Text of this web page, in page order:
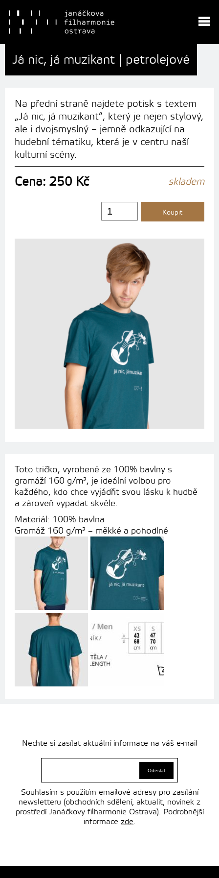
Já nic, já muzikant | petrolejové
Na přední straně najdete potisk s textem
„Já nic, já muzikant“, který je nejen stylový,
ale i dvojsmyslný – jemně odkazující na
hudební tématiku, která je v centru naší
kulturní scény.
Cena: 250 Kč skladem
Koupit
Toto tričko, vyrobené ze 100% bavlny s
gramáží 160 g/m², je ideální volbou pro
každého, kdo chce vyjádřit svou lásku k hudbě
a zároveň vypadat skvěle.
Materiál: 100% bavlna
Gramáž 160 g/m² – měkké a pohodlné
Nechte si zasílat aktuální informace na váš e-mail
Souhlasím s použitím emailové adresy pro zasílání
newsletteru (obchodních sdělení, aktualit, novinek z
prostředí Janáčkovy filharmonie Ostrava). Podrobnější
informace zde.